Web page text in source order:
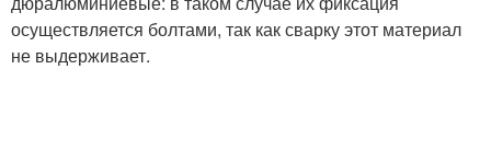
осуществляется болтами, так как сварку этот материал
не выдерживает.